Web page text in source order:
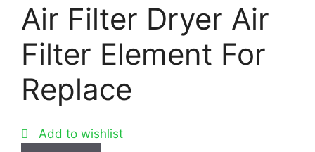
Air Filter Dryer Air
Filter Element For
Replace
Add to wishlist